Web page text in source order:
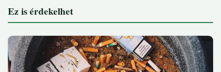
Ez is érdekelhet